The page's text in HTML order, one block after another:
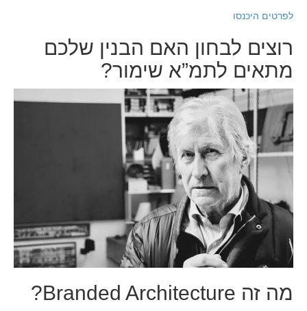
לפרטים היכנסו
רוצים לבחון האם הבנין שלכם
מתאים לתמ”א שימור?
מה זה Branded Architecture?